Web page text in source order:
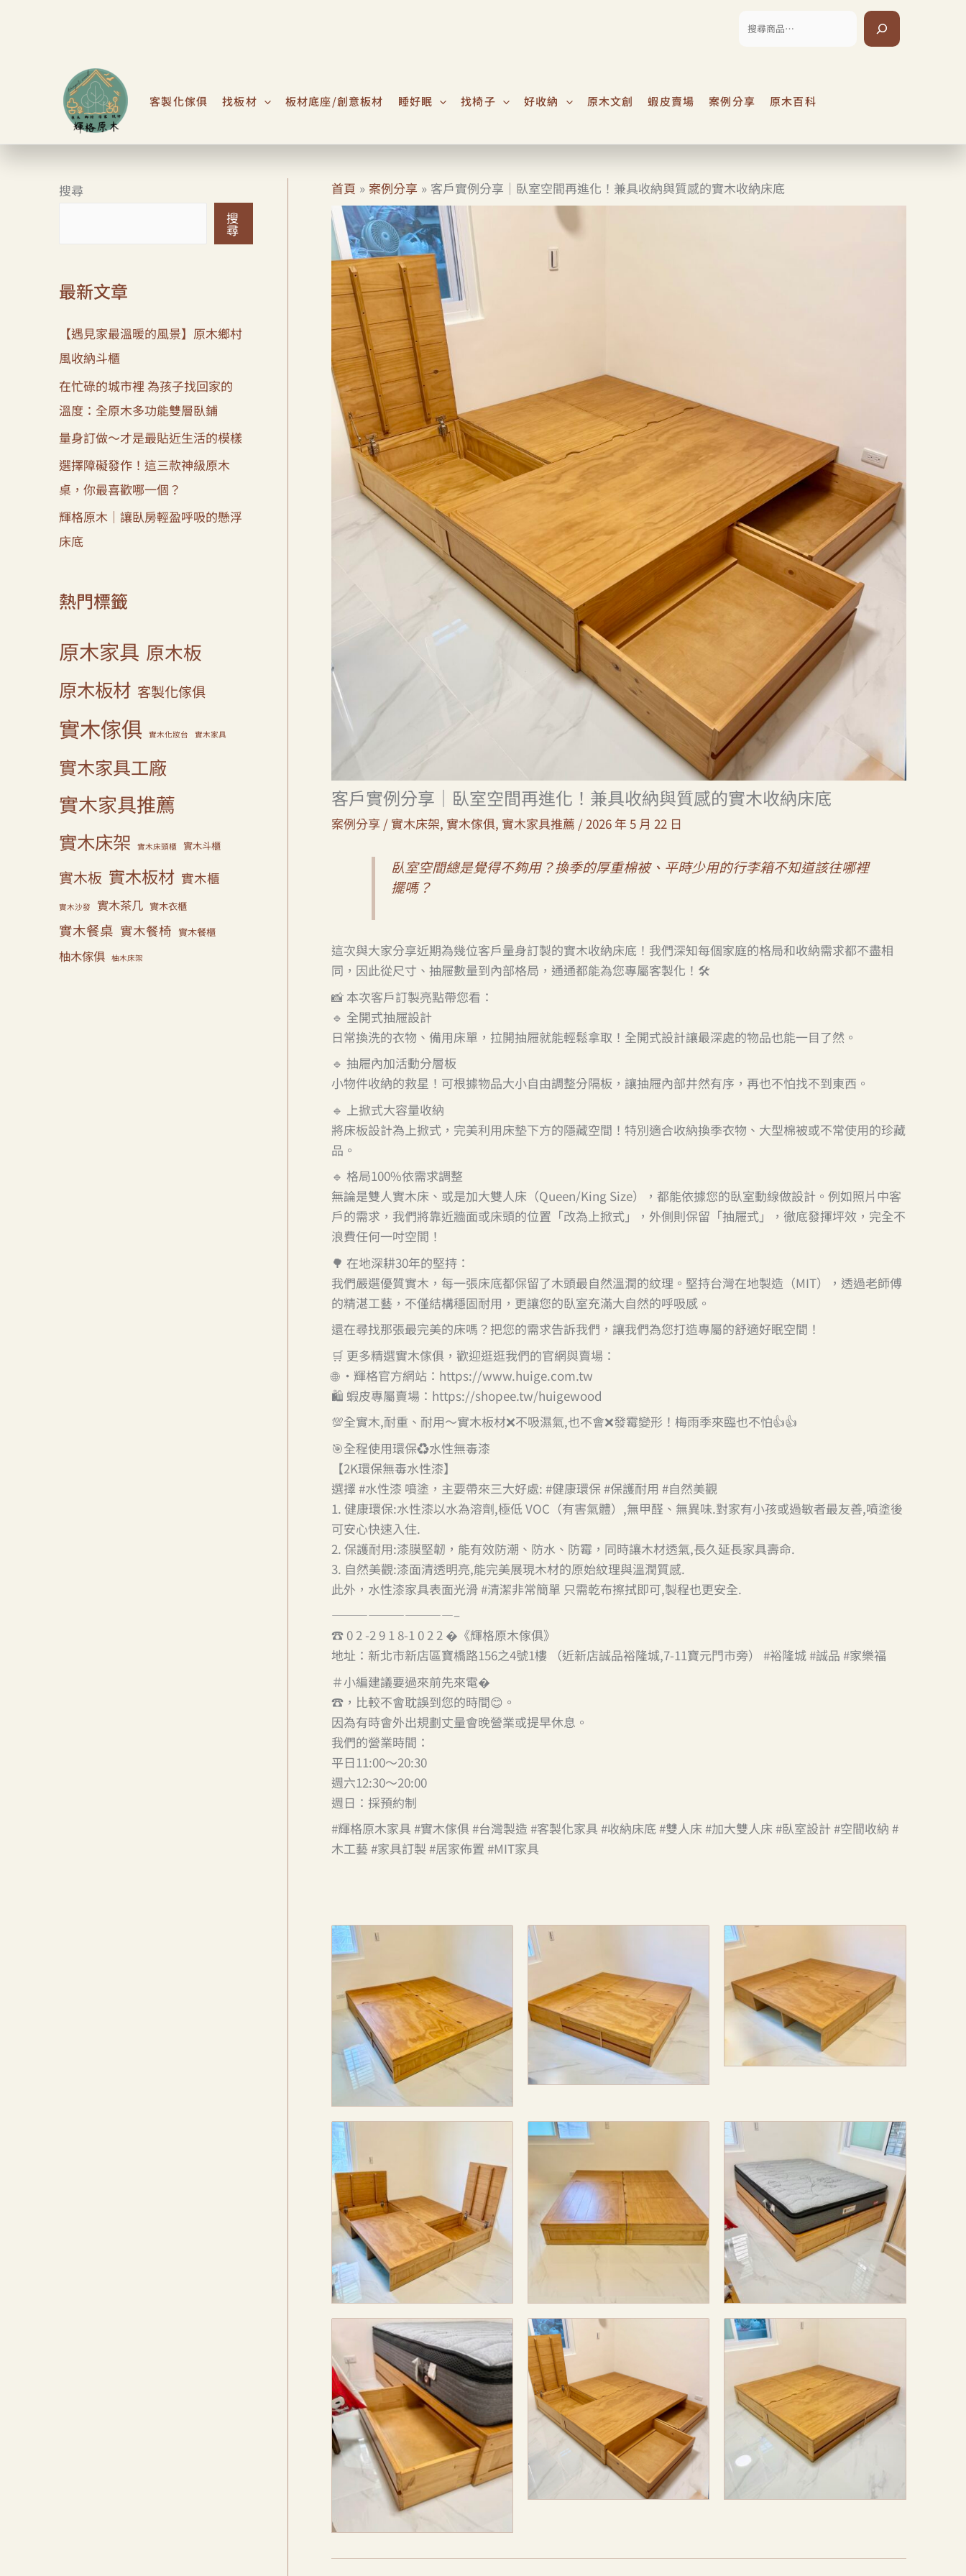
尋
客製化傢俱 找板材 板材底座/創意板材 睡好眠 找椅子 好收納 原木文創 蝦皮賣場 案例分享 原木百科
搜尋
搜
尋
最新文章
【遇見家最溫暖的風景】原木鄉村
風收納斗櫃
在忙碌的城市裡 為孩子找回家的
溫度：全原木多功能雙層臥鋪
量身訂做～才是最貼近生活的模樣
選擇障礙發作！這三款神級原木
桌，你最喜歡哪一個？
輝格原木｜讓臥房輕盈呼吸的懸浮
床底
熱門標籤
原木家具 原木板
原木板材 客製化傢俱
實木傢俱 實木化妝台 實木家具
實木家具工廠
實木家具推薦
實木床架 實木床頭櫃 實木斗櫃
實木板 實木板材 實木櫃
實木沙發 實木茶几 實木衣櫃
實木餐桌 實木餐椅 實木餐櫃
柚木傢俱 柚木床架
首頁 案例分享 客戶實例分享｜臥室空間再進化！兼具收納與質感的實木收納床底
客戶實例分享｜臥室空間再進化！兼具收納與質感的實木收納床底
案例分享 / 實木床架, 實木傢俱, 實木家具推薦 /2026 年 5 月 22 日
臥室空間總是覺得不夠用？換季的厚重棉被、平時少用的行李箱不知道該往哪裡
擺嗎？
這次與大家分享近期為幾位客戶量身訂製的實木收納床底！我們深知每個家庭的格局和收納需求都不盡相
同，因此從尺寸、抽屜數量到內部格局，通通都能為您專屬客製化！🛠️
📸 本次客戶訂製亮點帶您看：
🔹 全開式抽屜設計
日常換洗的衣物、備用床單，拉開抽屜就能輕鬆拿取！全開式設計讓最深處的物品也能一目了然。
🔹 抽屜內加活動分層板
小物件收納的救星！可根據物品大小自由調整分隔板，讓抽屜內部井然有序，再也不怕找不到東西。
🔹 上掀式大容量收納
將床板設計為上掀式，完美利用床墊下方的隱藏空間！特別適合收納換季衣物、大型棉被或不常使用的珍藏
品。
🔹 格局100%依需求調整
無論是雙人實木床、或是加大雙人床（Queen/King Size），都能依據您的臥室動線做設計。例如照片中客
戶的需求，我們將靠近牆面或床頭的位置「改為上掀式」，外側則保留「抽屜式」，徹底發揮坪效，完全不
浪費任何一吋空間！
🌳 在地深耕30年的堅持：
我們嚴選優質實木，每一張床底都保留了木頭最自然溫潤的紋理。堅持台灣在地製造（MIT），透過老師傅
的精湛工藝，不僅結構穩固耐用，更讓您的臥室充滿大自然的呼吸感。
還在尋找那張最完美的床嗎？把您的需求告訴我們，讓我們為您打造專屬的舒適好眠空間！
🛒 更多精選實木傢俱，歡迎逛逛我們的官網與賣場：
🌐 •輝格官方網站：https://www.huige.com.tw
🛍️ 蝦皮專屬賣場：https://shopee.tw/huigewood
💯全實木,耐重、耐用～實木板材❌不吸濕氣,也不會❌發霉變形！梅雨季來臨也不怕👍👍
🎯全程使用環保♻️水性無毒漆
【2K環保無毒水性漆】
選擇 #水性漆 噴塗，主要帶來三大好處: #健康環保 #保護耐用 #自然美觀
1. 健康環保:水性漆以水為溶劑,極低 VOC（有害氣體）,無甲醛、無異味.對家有小孩或過敏者最友善,噴塗後
可安心快速入住.
2. 保護耐用:漆膜堅韌，能有效防潮、防水、防霉，同時讓木材透氣,長久延長家具壽命.
3. 自然美觀:漆面清透明亮,能完美展現木材的原始紋理與溫潤質感.
此外，水性漆家具表面光滑 #清潔非常簡單 只需乾布擦拭即可,製程也更安全.
——————————–
☎ 0 2 -2 9 1 8-1 0 2 2 �《輝格原木傢俱》
地址：新北市新店區寶橋路156之4號1樓 （近新店誠品裕隆城,7-11寶元門市旁） #裕隆城 #誠品 #家樂福
＃小編建議要過來前先來電�
☎️，比較不會耽誤到您的時間😊。
因為有時會外出規劃丈量會晚營業或提早休息。
我們的營業時間：
平日11:00～20:30
週六12:30～20:00
週日：採預約制
#輝格原木家具 #實木傢俱 #台灣製造 #客製化家具 #收納床底 #雙人床 #加大雙人床 #臥室設計 #空間收納 #
木工藝 #家具訂製 #居家佈置 #MIT家具